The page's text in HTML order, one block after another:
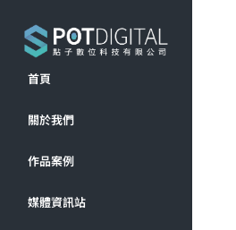
首頁
關於我們
作品案例
媒體資訊站